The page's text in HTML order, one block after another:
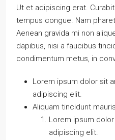
Ut et adipiscing erat.
tempus congue. Nam
Aenean gravida mi non
dapibus, nisi a faucibus
condimentum metus, in
Lorem ipsum dolor sit
adipiscing elit.
Aliquam tincidunt
Lorem ipsum
adipiscing elit.